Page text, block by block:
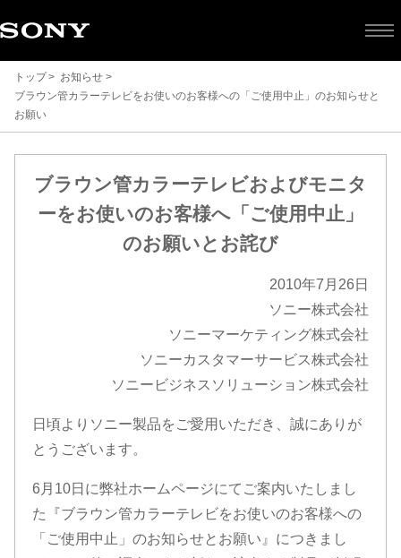
トップ
お知らせ
ブラウン管カラーテレビをお使いのお客様への「ご使用中止」のお知らせと
お願い
ブラウン管カラーテレビおよびモニタ
ーをお使いのお客様へ「ご使用中止」
のお願いとお詫び
2010年7月26日
ソニー株式会社
ソニーマーケティング株式会社
ソニーカスタマーサービス株式会社
ソニービジネスソリューション株式会社
日頃よりソニー製品をご愛用いただき、誠にありが
とうございます。
6月10日に弊社ホームページにてご案内いたしまし
た『ブラウン管カラーテレビをお使いのお客様への
「ご使用中止」のお知らせとお願い』につきまし